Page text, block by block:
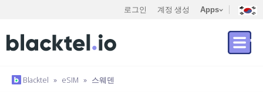
로그인 계정 생성 Apps
Blacktel » eSIM » 스웨덴